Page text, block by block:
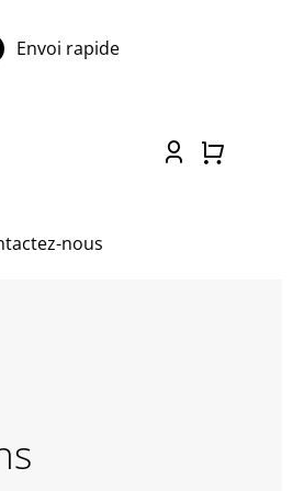
Envoi rapide
nous